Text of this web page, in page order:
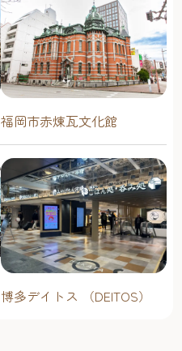
福岡市赤煉瓦文化館
博多デイトス （DEITOS）